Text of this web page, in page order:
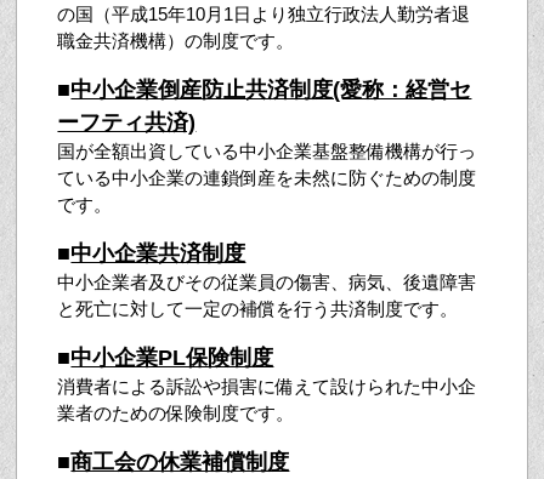
の国（平成15年10月1日より独立行政法人勤労者退
職金共済機構）の制度です。
■中小企業倒産防止共済制度(愛称：経営セ
ーフティ共済)
国が全額出資している中小企業基盤整備機構が行っ
ている中小企業の連鎖倒産を未然に防ぐための制度
です。
■中小企業共済制度
中小企業者及びその従業員の傷害、病気、後遺障害
と死亡に対して一定の補償を行う共済制度です。
■中小企業PL保険制度
消費者による訴訟や損害に備えて設けられた中小企
業者のための保険制度です。
■商工会の休業補償制度